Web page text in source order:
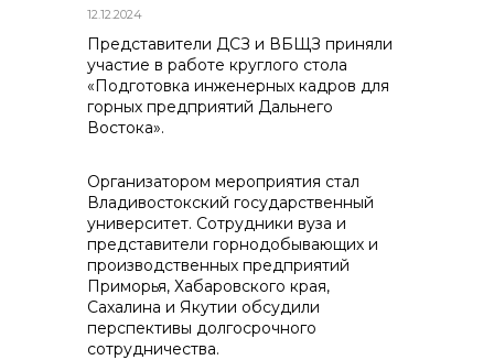
реализация неликвидов
контакты отдела закупок
Контакты
+7 (423) 234 50 50
12.12.2024
Представители ДСЗ и ВБЩЗ приняли
участие в работе круглого стола
«Подготовка инженерных кадров для
горных предприятий Дальнего
Востока».
Организатором мероприятия стал
Владивостокский государственный
университет. Сотрудники вуза и
представители горнодобывающих и
производственных предприятий
Приморья, Хабаровского края,
Сахалина и Якутии обсудили
перспективы долгосрочного
сотрудничества.